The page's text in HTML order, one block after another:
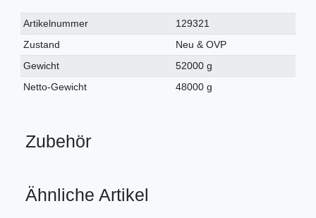
Technisches
Merkmal
Wert
Artikelnummer
129321
Zustand
Neu & OVP
Gewicht
52000 g
Netto-Gewicht
48000 g
Zubehör
Ähnliche Artikel